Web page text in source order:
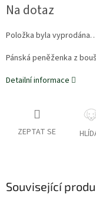
cena:
Na dotaz
Položka byla
Pánská peněženka z
Detailní informace
ZEPTAT SE
Související